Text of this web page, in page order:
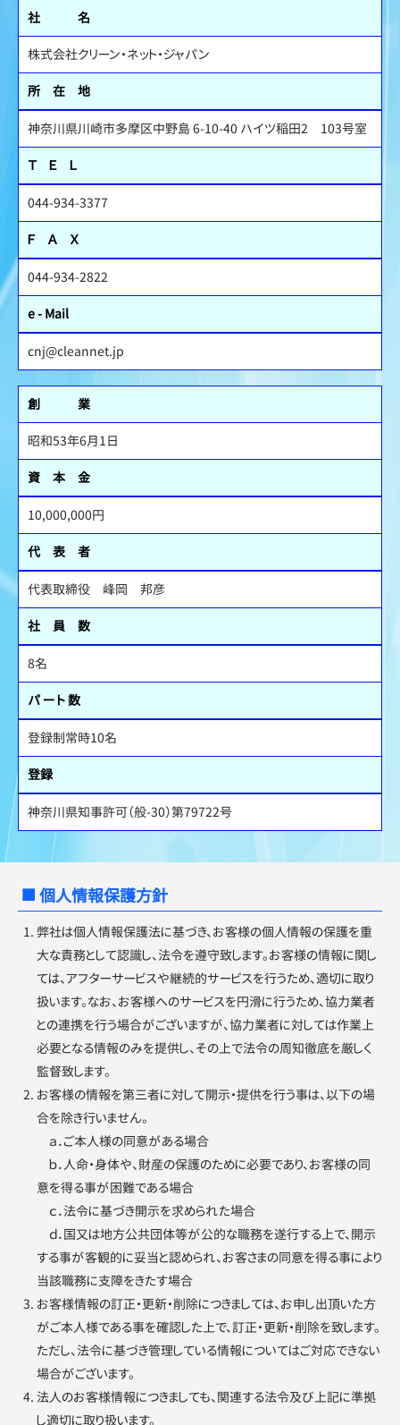
社 名
株式会社クリーン・ネット・ジャパン
所 在 地
神奈川県川崎市多摩区中野島 6-10-40 ハイツ稲田2 103号室
Ｔ Ｅ Ｌ
044-934-3377
Ｆ Ａ Ｘ
044-934-2822
e - Mail
cnj@cleannet.jp
創 業
昭和53年6月1日
資 本 金
10,000,000円
代 表 者
代表取締役 峰岡 邦彦
社 員 数
8名
パ ー ト 数
登録制常時10名
登録
神奈川県知事許可（般-30）第79722号
個人情報保護方針
弊社は個人情報保護法に基づき、お客様の個人情報の保護を重
大な責務として認識し、法令を遵守致します。お客様の情報に関し
ては、アフターサービスや継続的サービスを行うため、適切に取り
扱います。なお、お客様へのサービスを円滑に行うため、協力業者
との連携を行う場合がございますが、協力業者に対しては作業上
必要となる情報のみを提供し、その上で法令の周知徹底を厳しく
監督致します。
お客様の情報を第三者に対して開示・提供を行う事は、以下の場
合を除き行いません。
ａ．ご本人様の同意がある場合
ｂ．人命・身体や、財産の保護のために必要であり、お客様の同
意を得る事が困難である場合
ｃ．法令に基づき開示を求められた場合
ｄ．国又は地方公共団体等が公的な職務を遂行する上で、開示
する事が客観的に妥当と認められ、お客さまの同意を得る事により
当該職務に支障をきたす場合
お客様情報の訂正・更新・削除につきましては、お申し出頂いた方
がご本人様である事を確認した上で、訂正・更新・削除を致します。
ただし、法令に基づき管理している情報についてはご対応できない
場合がございます。
法人のお客様情報につきましても、関連する法令及び上記に準拠
し適切に取り扱います。